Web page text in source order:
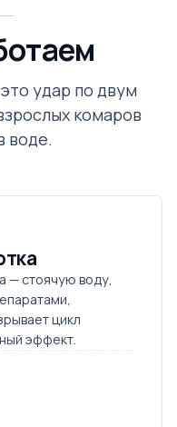
удар по двум
комаров
воде.
— стоячую воду,
цикл
эффект.